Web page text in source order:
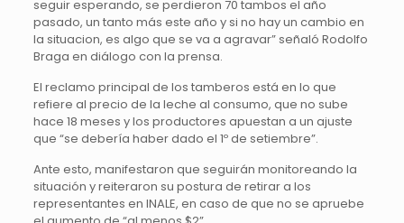
seguir esperando, se perdieron 70 tambos el año
pasado, un tanto más este año y si no hay un cambio en
la situacion, es algo que se va a agravar” señaló Rodolfo
Braga en diálogo con la prensa.
El reclamo principal de los tamberos está en lo que
refiere al precio de la leche al consumo, que no sube
hace 18 meses y los productores apuestan a un ajuste
que “se debería haber dado el 1º de setiembre”.
Ante esto, manifestaron que seguirán monitoreando la
situación y reiteraron su postura de retirar a los
representantes en INALE, en caso de que no se apruebe